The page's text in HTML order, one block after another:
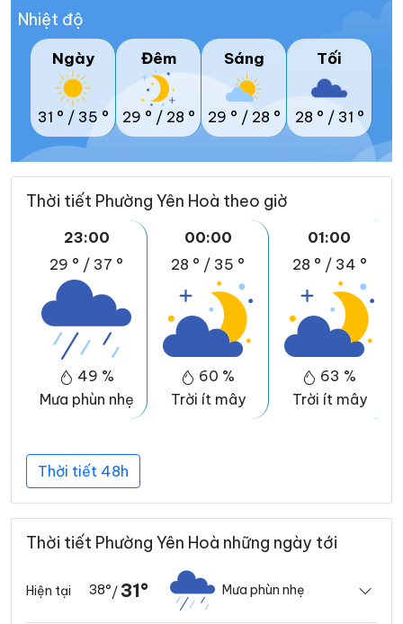
Nhiệt độ
Ngày
31 ° / 35 °
Đêm
29 ° / 28 °
Sáng
29 ° / 28 °
Tối
28 ° / 31 °
Thời tiết Phường Yên Hoà theo giờ
23:00
29 ° / 37 °
49 %
Mưa phùn nhẹ
00:00
28 ° / 35 °
60 %
Trời ít mây
01:00
28 ° / 34 °
63 %
Trời ít mây
Thời tiết 48h
Thời tiết Phường Yên Hoà những ngày tới
Hiện tại 38°/31° Mưa phùn nhẹ